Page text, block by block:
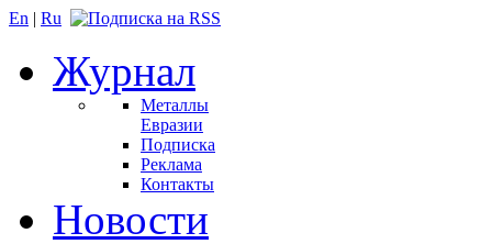
En | Ru
Журнал
Металлы
Евразии
Подписка
Реклама
Контакты
Новости